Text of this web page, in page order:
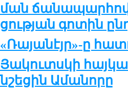
ման
ցու­թ­յան գո­տին
«Ռա­յա­նէյր»-ը
Յա­կուտս­կի
նշե­ցին Ա­մա­նո­րը